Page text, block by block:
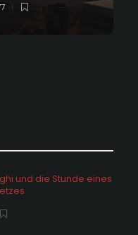
und die Stunde eines